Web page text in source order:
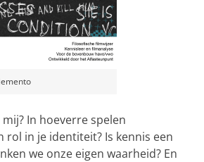
In hoeverre spelen
rol in je identiteit? Is kennis een
we onze eigen waarheid? En